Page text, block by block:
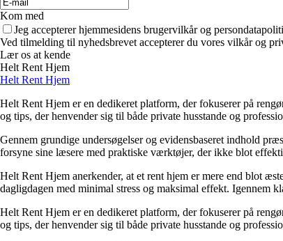
Kom med
Jeg accepterer hjemmesidens brugervilkår og
Ved tilmelding til nyhedsbrevet accepterer du vores vilkår og
Lær os at kende
Helt Rent Hjem
Helt Rent Hjem
Helt Rent Hjem er en dedikeret platform, der fokuserer på
og tips, der henvender sig til både private husstande og
Gennem grundige undersøgelser og evidensbaseret indhold
forsyne sine læsere med praktiske værktøjer, der ikke blot
Helt Rent Hjem anerkender, at et rent hjem er mere end blot
dagligdagen med minimal stress og maksimal effekt. Igennem
Helt Rent Hjem er en dedikeret platform, der fokuserer på
og tips, der henvender sig til både private husstande og